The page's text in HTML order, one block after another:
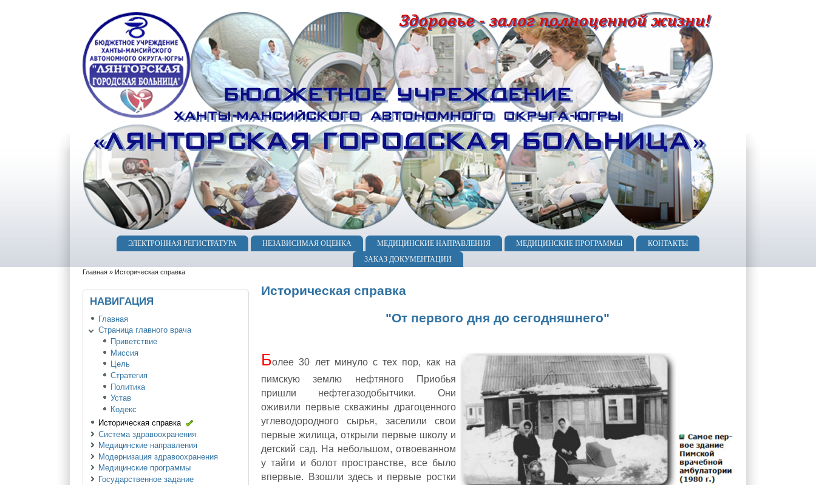
ЭЛЕКТРОННАЯ РЕГИСТРАТУРА НЕЗАВИСИМАЯ ОЦЕНКА МЕДИЦИНСКИЕ НАПРАВЛЕНИЯ МЕДИЦИНСКИЕ ПРОГРАММЫ
КОНТАКТЫ
ЗАКАЗ ДОКУМЕНТАЦИИ
Главная » Историческая справка
Историческая справка
"От первого дня до сегодняшнего"
Более 30 лет минуло с тех пор, как на
пимскую землю нефтяного Приобья
пришли нефтегазодобытчики. Они
оживили первые скважины драгоценного
углеводородного сырья, заселили свои
первые жилища, открыли первые школу и
детский сад. На небольшом, отвоеванном
у тайги и болот пространстве, все было
впервые. Взошли здесь и первые ростки
НАВИГАЦИЯ
Главная
Страница главного врача
Приветствие
Миссия
Цель
Стратегия
Политика
Устав
Кодекс
Историческая справка
Система здравоохранения
Медицинские направления
Модернизация здравоохранения
Медицинские программы
Государственное задание